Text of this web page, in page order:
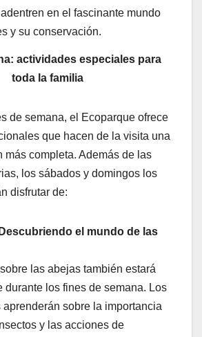
en el fascinante mundo
y su conservación.
actividades especiales para
toda la familia
de semana, el Ecoparque ofrece
que hacen de la visita una
más completa. Además de las
los sábados y domingos los
disfrutar de:
el mundo de las
las abejas también estará
durante los fines de semana. Los
aprenderán sobre la importancia
y las acciones de